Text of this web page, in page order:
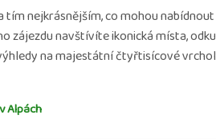
tím nejkrásnějším, co mohou
zájezdu navštívíte ikonická místa,
na majestátní čtyřtisícové
Alpách